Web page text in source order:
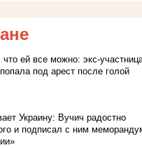
что ей все можно: экс-
под арест после голой
Украину: Вучич радостно
и подписал с ним